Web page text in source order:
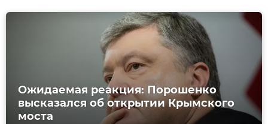
Ожидаемая реакция: Порошенко
высказался об открытии Крымского
моста